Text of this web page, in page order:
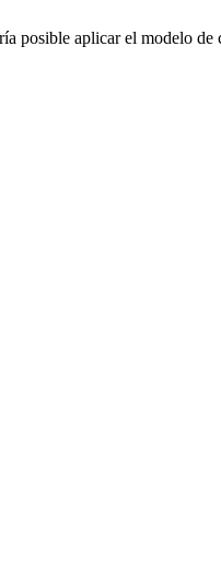
posible aplicar el modelo